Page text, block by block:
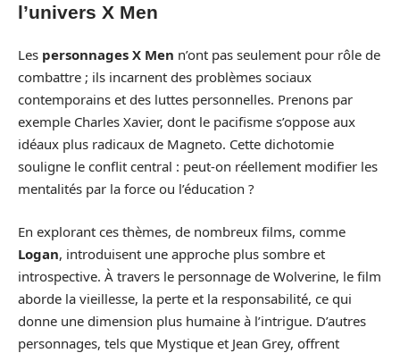
l’univers X Men
Les personnages X Men n’ont pas seulement pour rôle de
combattre ; ils incarnent des problèmes sociaux
contemporains et des luttes personnelles. Prenons par
exemple Charles Xavier, dont le pacifisme s’oppose aux
idéaux plus radicaux de Magneto. Cette dichotomie
souligne le conflit central : peut-on réellement modifier les
mentalités par la force ou l’éducation ?
En explorant ces thèmes, de nombreux films, comme
Logan, introduisent une approche plus sombre et
introspective. À travers le personnage de Wolverine, le film
aborde la vieillesse, la perte et la responsabilité, ce qui
donne une dimension plus humaine à l’intrigue. D’autres
personnages, tels que Mystique et Jean Grey, offrent